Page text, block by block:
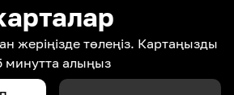
жеріңізде төлеңіз. Картаңызды
минутта алыңыз